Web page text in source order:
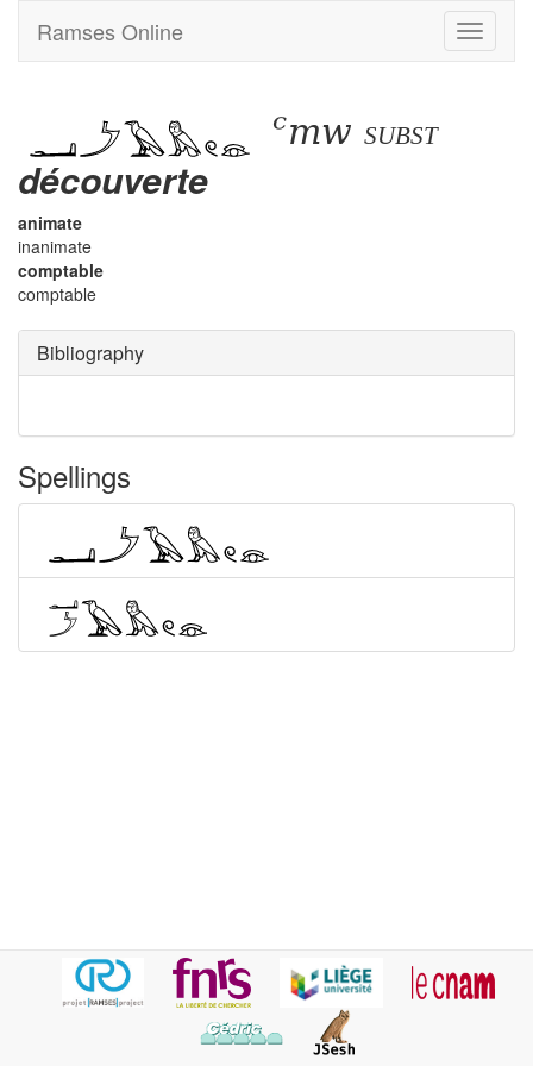
Toggle
Ramses Online
ꜥmw subst
découverte
animate
inanimate
comptable
comptable
Bibliography
Spellings